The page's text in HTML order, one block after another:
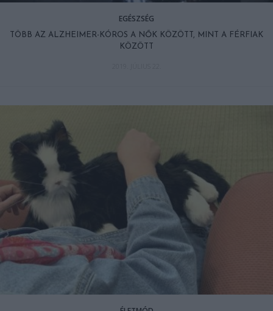
EGÉSZSÉG
TÖBB AZ ALZHEIMER-KÓROS A NŐK KÖZÖTT, MINT A FÉRFIAK
KÖZÖTT